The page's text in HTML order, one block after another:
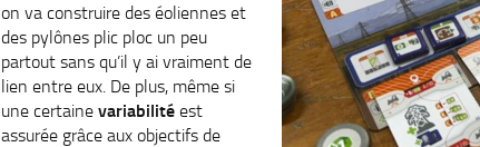
on va construire des éoliennes et
des pylônes plic ploc un peu
partout sans qu’il y ai vraiment de
lien entre eux. De plus, même si
une certaine variabilité est
assurée grâce aux objectifs de